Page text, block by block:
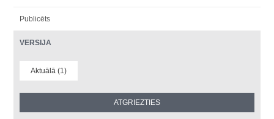
Publicēts
VERSIJA
Aktuālā (1)